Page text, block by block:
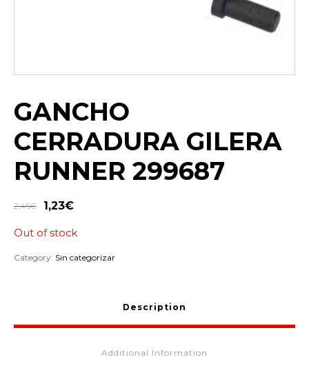
GANCHO
CERRADURA GILERA
RUNNER 299687
2,46€ 1,23€
Out of stock
Category: Sin categorizar
Description
Additional Information